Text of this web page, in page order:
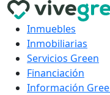
Inmuebles
Inmobiliarias
Servicios Green
Financiación
Información